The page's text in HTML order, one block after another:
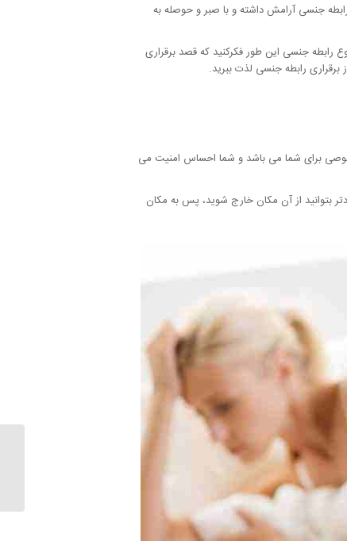
جنسی آرامش داشته و با صبر و حوصله به
جنسی این طور فکرکنید که قصد برقراری
رابطه جنسی لذت ببرید.
برای شما می باشد و شما احساس امنیت می
بتوانید از آن مکان خارج شوید، پس به مکان